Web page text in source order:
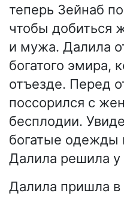
теперь Зейнаб
чтобы добиться
и мужа. Далила
богатого эмира,
отъезде. Перед
поссорился с
бесплодии.
богатые одежды
Далила решила у
Далила пришла